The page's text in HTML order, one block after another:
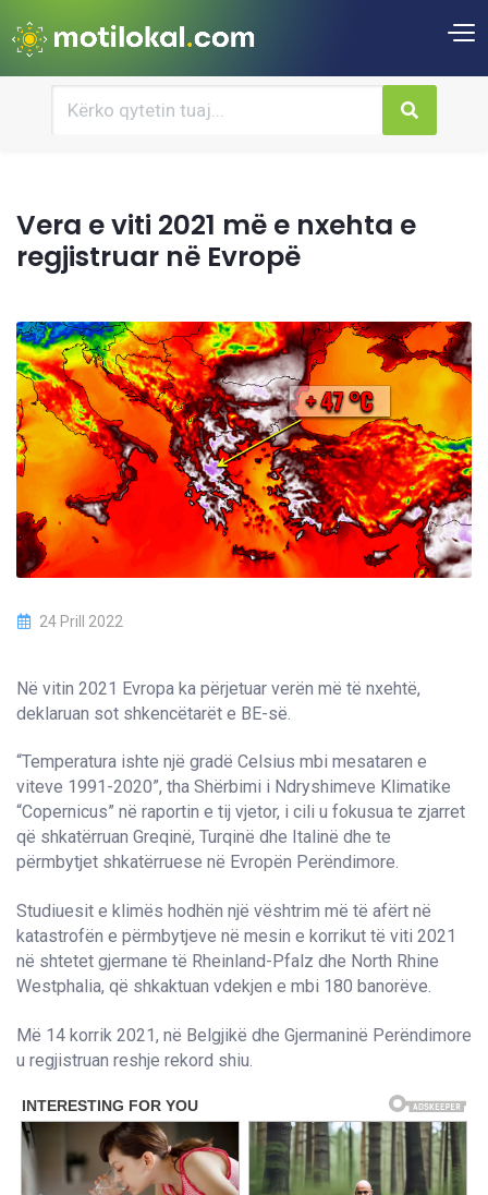
Vera e viti 2021 më e nxehta e
regjistruar në Evropë
24 Prill 2022
Në vitin 2021 Evropa ka përjetuar verën më të nxehtë,
deklaruan sot shkencëtarët e BE-së.
“Temperatura ishte një gradë Celsius mbi mesataren e
viteve 1991-2020”, tha Shërbimi i Ndryshimeve Klimatike
“Copernicus” në raportin e tij vjetor, i cili u fokusua te zjarret
që shkatërruan Greqinë, Turqinë dhe Italinë dhe te
përmbytjet shkatërruese në Evropën Perëndimore.
Studiuesit e klimës hodhën një vështrim më të afërt në
katastrofën e përmbytjeve në mesin e korrikut të viti 2021
në shtetet gjermane të Rheinland-Pfalz dhe North Rhine
Westphalia, që shkaktuan vdekjen e mbi 180 banorëve.
Më 14 korrik 2021, në Belgjikë dhe Gjermaninë Perëndimore
u regjistruan reshje rekord shiu.